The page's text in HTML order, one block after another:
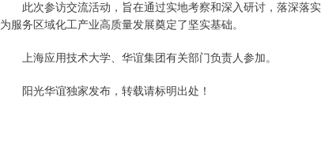
此次参访交流活动，旨在通过实地考察和深入研讨，落深落
为服务区域化工产业高质量发展奠定了坚实基础。
上海应用技术大学、华谊集团有关部门负责人参加。
阳光华谊独家发布，转载请标明出处！